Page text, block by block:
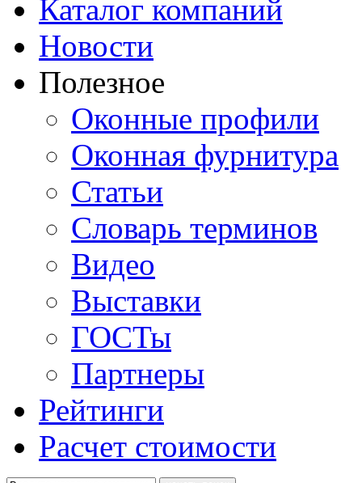
Каталог компаний
Новости
Полезное
Оконные профили
Оконная фурнитура
Статьи
Словарь терминов
Видео
Выставки
ГОСТы
Партнеры
Рейтинги
Расчет стоимости